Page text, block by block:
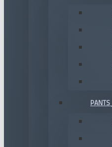
PANTS